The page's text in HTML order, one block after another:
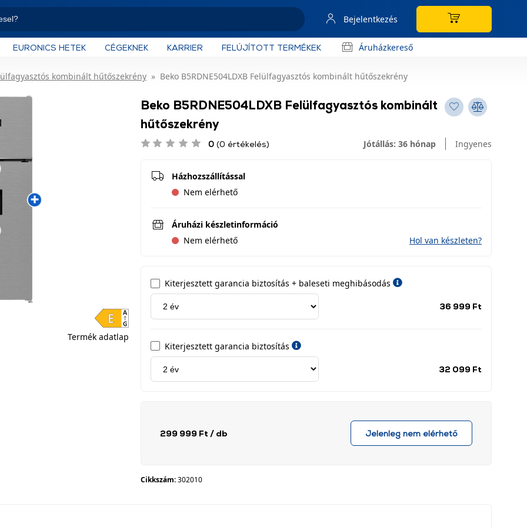
Bejelentkezés
EURONICS HETEK CÉGEKNEK KARRIER FELÚJÍTOTT TERMÉKEK Áruházkereső
kombinált hűtőszekrény Beko B5RDNE504LDXB Felülfagyasztós kombinált hűtőszekrény
Termék adatlap
Beko B5RDNE504LDXB Felülfagyasztós kombinált
hűtőszekrény
0 (0 értékelés) Jótállás: 36 hónap Ingyenes
Házhozszállítással
Nem elérhető
Áruházi készletinformáció
Nem elérhető
Hol van készleten?
Kiterjesztett garancia biztosítás + baleseti meghibásodás
időszak
36 999 Ft
Kiterjesztett garancia biztosítás
időszak
32 099 Ft
299 999 Ft / db Jelenleg nem elérhető
Cikkszám:302010